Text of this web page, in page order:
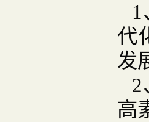
代
发
2
高